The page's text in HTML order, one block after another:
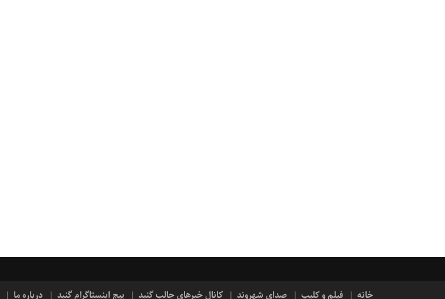
خانه فیلم و کلیپ صدای شهروند کانال خبرهای جالب گنبد پیج اینستاگرام گنبد درباره ما